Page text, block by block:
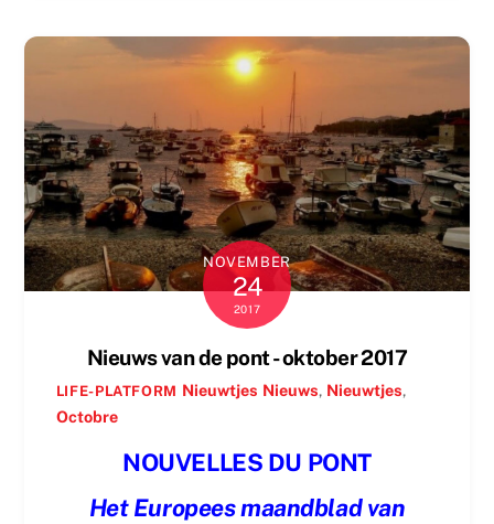
NOVEMBER
24
2017
Nieuws van de pont - oktober 2017
LIFE-PLATFORM Nieuwtjes Nieuws, Nieuwtjes,
Octobre
NOUVELLES DU PONT
Het Europees maandblad van